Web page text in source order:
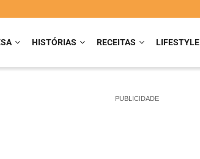
HISTÓRIAS RECEITAS LIFESTYLE
PUBLICIDADE